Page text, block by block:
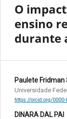
O
ensino
durante
Paulete Fridman
Universidade
https://orcid.org/0000-
DINARA DAL PAI